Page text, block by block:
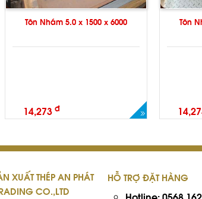
Tôn Nhám 5.0 x 1500 x 6000
14,273 đ
Tôn
XUẤT THÉP AN PHÁT
CO.,LTD
HỖ TRỢ ĐẶT HÀNG